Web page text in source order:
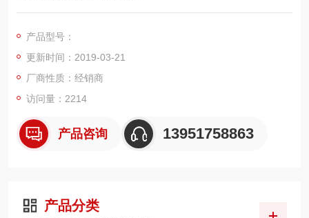
2、双量测 / 双显示功能
4、直流电压（DCV）基本精确度: 0.02%
5、真有效值量测 （AC, AC+DC）
6、10/11种基本量测功能
7、高级量测功能：Max./Min., REL/REL#, Math, Compare, Hol
产品型号：
更新时间：2019-03-21
厂商性质：经销商
访问量：2214
产品咨询 13951758863
产品分类